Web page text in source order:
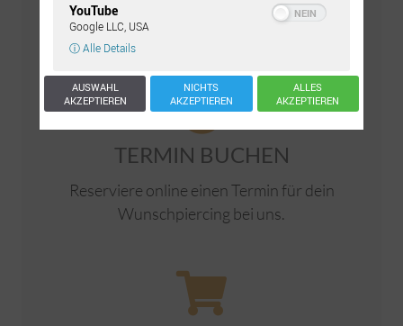
Piercing-Wiki Autor
TERMIN BUCHEN
Reserviere online einen Termin für dein
Wunschpiercing bei uns.
YouTube
Google LLC, USA
ⓘ Alle Details
AUSWAHL
AKZEPTIEREN
NICHTS
AKZEPTIEREN
ALLES
AKZEPTIEREN